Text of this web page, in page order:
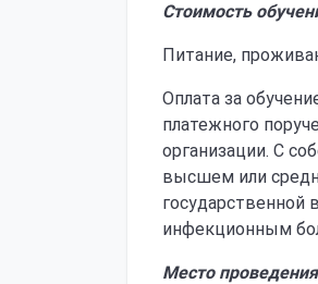
Стоимость
Питание,
Оплата за
платежного
организации. С
высшем или
государственной
инфекционным
Место